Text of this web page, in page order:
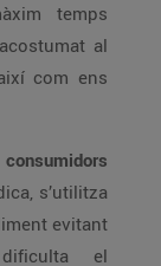
temps
al
com ens
s’utilitza
evitant
el